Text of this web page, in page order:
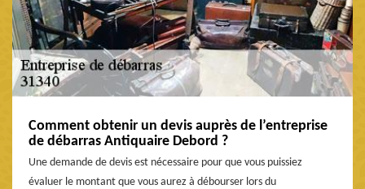
Comment obtenir un devis auprès de l’entreprise
de débarras Antiquaire Debord ?
Une demande de devis est nécessaire pour que vous puissiez
évaluer le montant que vous aurez à débourser lors du